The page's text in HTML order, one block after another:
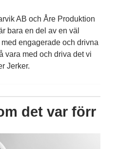
AB och Åre Produktion
bara en del av en väl
engagerade och drivna
vara med och driva det vi
Jerker.
det var förr